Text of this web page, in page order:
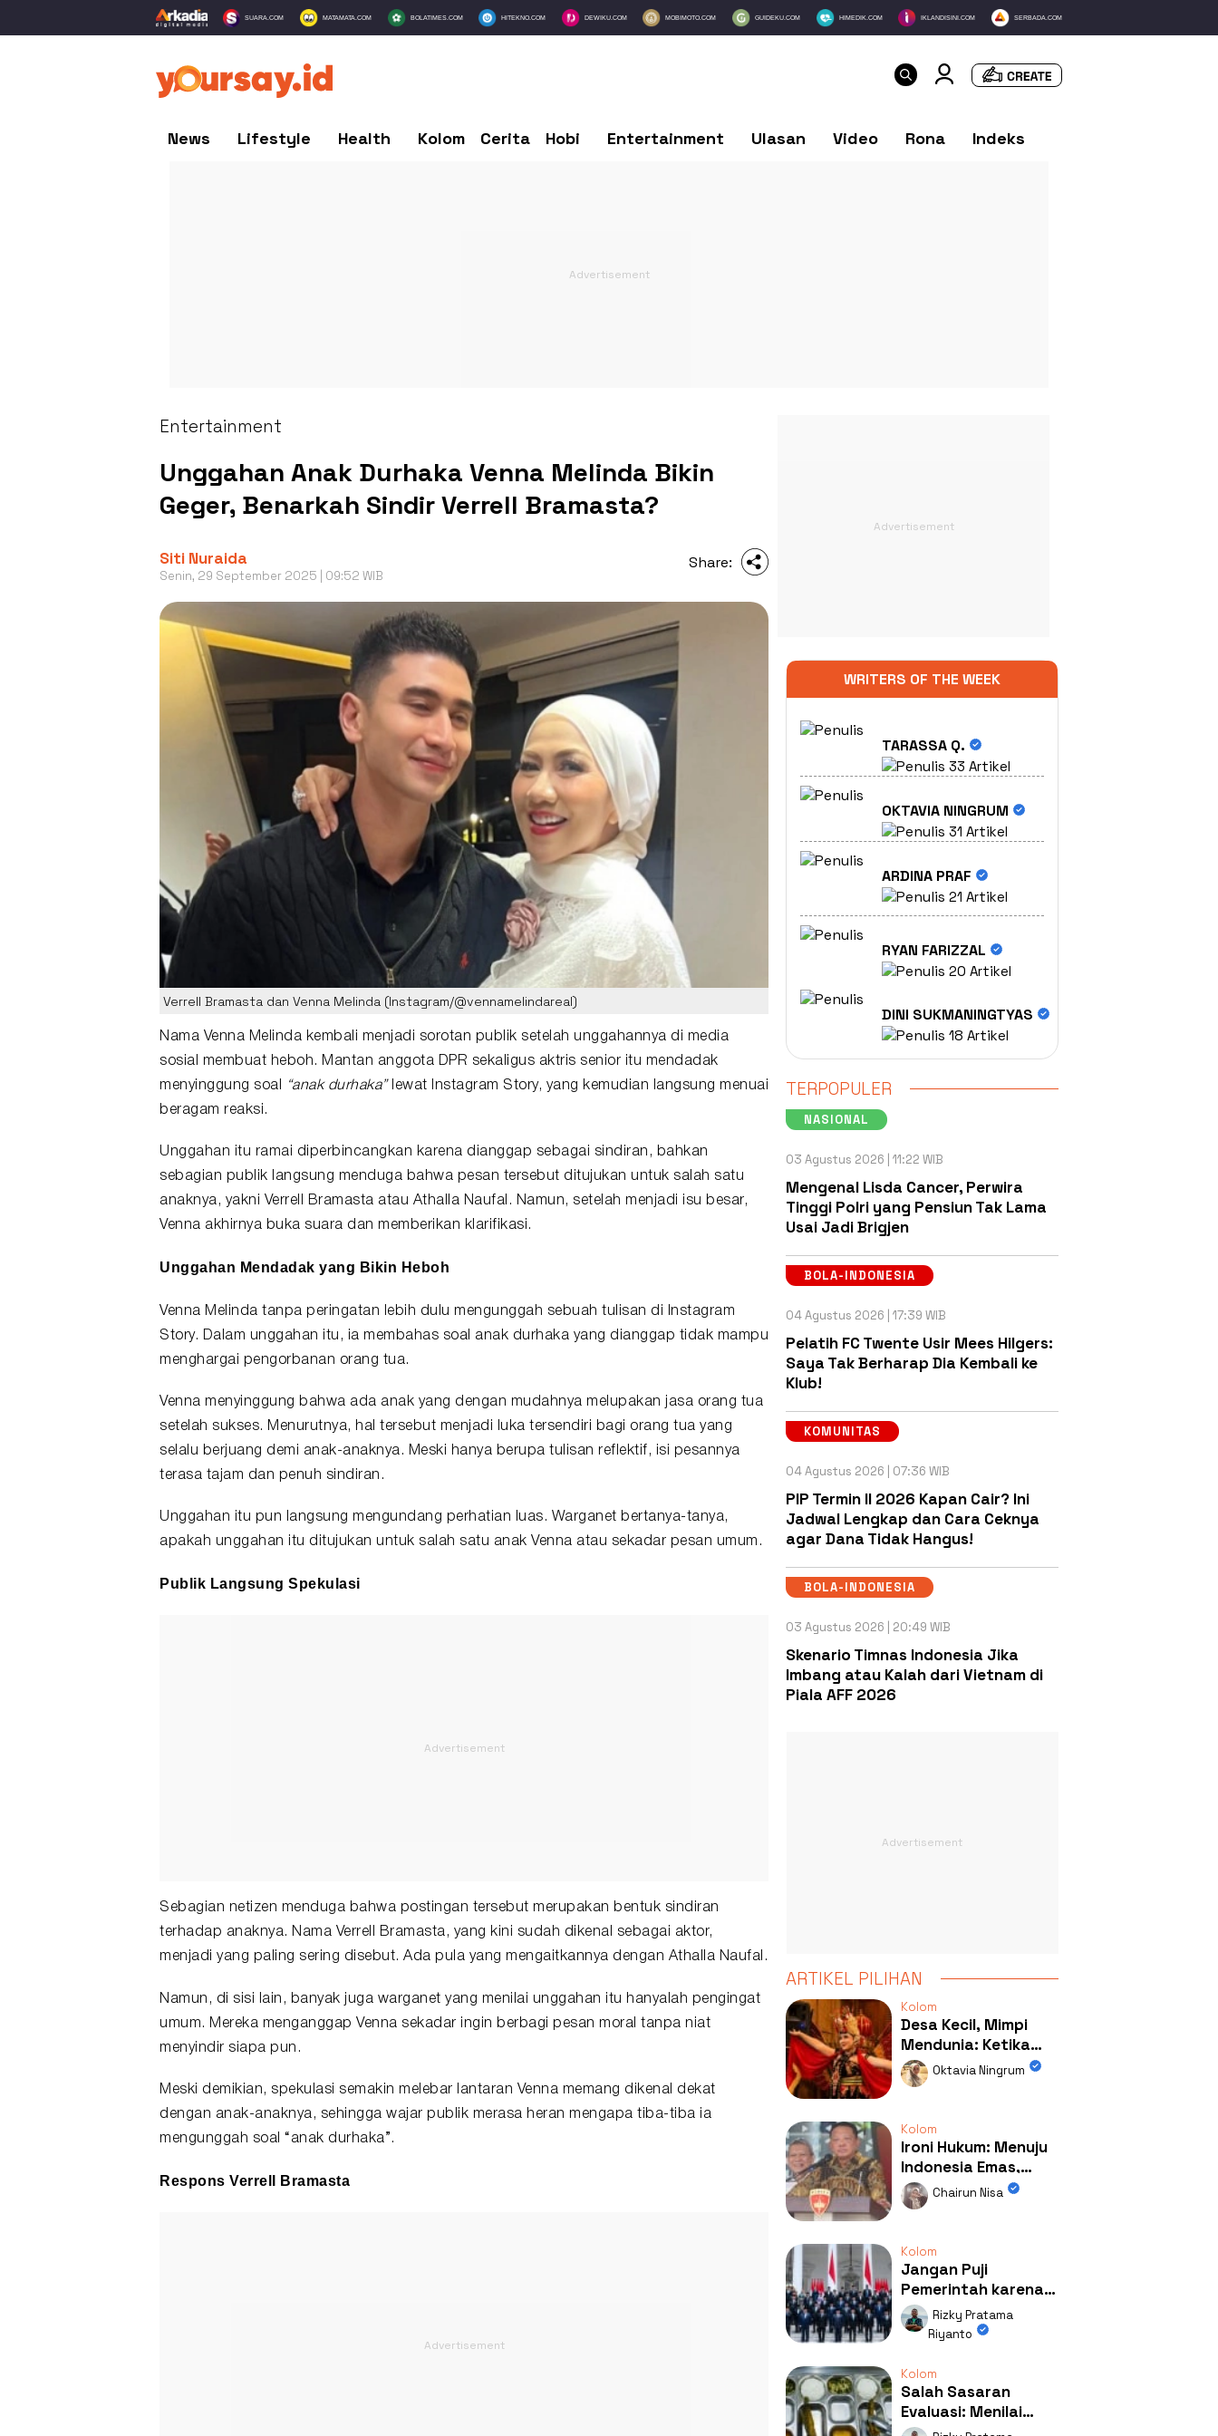
SUARA.COM MATAMATA.COM BOLATIMES.COM HITEKNO.COM DEWIKU.COM MOBIMOTO.COM GUIDEKU.COM HIMEDIK.COM IKLANDISINI.COM SERBADA.COM
News Lifestyle Health Kolom Cerita Hobi Entertainment Ulasan Video Rona Indeks
Entertainment
Unggahan Anak Durhaka Venna Melinda Bikin
Geger, Benarkah Sindir Verrell Bramasta?
Siti Nuraida
Senin, 29 September 2025 | 09:52 WIB
Share:
Verrell Bramasta dan Venna Melinda (Instagram/@vennamelindareal)
Nama Venna Melinda kembali menjadi sorotan publik setelah unggahannya di media
sosial membuat heboh. Mantan anggota DPR sekaligus aktris senior itu mendadak
menyinggung soal
“anak durhaka”lewat Instagram Story, yang kemudian langsung menuai
beragam reaksi.
Unggahan itu ramai diperbincangkan karena dianggap sebagai sindiran, bahkan
sebagian publik langsung menduga bahwa pesan tersebut ditujukan untuk salah satu
anaknya, yakni
Verrell Bramasta atau Athalla Naufal . Namun, setelah menjadi isu besar,
Venna akhirnya buka suara dan memberikan klarifikasi.
Unggahan Mendadak yang Bikin Heboh
Venna Melinda tanpa peringatan lebih dulu mengunggah sebuah tulisan di Instagram
Story. Dalam unggahan itu, ia membahas soal anak durhaka yang dianggap tidak mampu
menghargai pengorbanan orang tua.
Venna menyinggung bahwa ada anak yang dengan mudahnya melupakan jasa orang tua
setelah sukses. Menurutnya, hal tersebut menjadi luka tersendiri bagi orang tua yang
selalu berjuang demi anak-anaknya. Meski hanya berupa tulisan reflektif, isi pesannya
terasa tajam dan penuh sindiran.
Unggahan itu pun langsung mengundang perhatian luas. Warganet bertanya-tanya,
apakah unggahan itu ditujukan untuk salah satu anak Venna atau sekadar pesan umum.
Publik Langsung Spekulasi
Sebagian netizen menduga bahwa postingan tersebut merupakan bentuk sindiran
terhadap anaknya. Nama Verrell Bramasta, yang kini sudah dikenal sebagai aktor,
menjadi yang paling sering disebut. Ada pula yang mengaitkannya dengan Athalla Naufal.
Namun, di sisi lain, banyak juga warganet yang menilai unggahan itu hanyalah pengingat
umum. Mereka menganggap Venna sekadar ingin berbagi pesan moral tanpa niat
menyindir siapa pun.
Meski demikian, spekulasi semakin melebar lantaran Venna memang dikenal dekat
dengan anak-anaknya, sehingga wajar publik merasa heran mengapa tiba-tiba ia
mengunggah soal “anak durhaka”.
Respons Verrell Bramasta
WRITERS OF THE WEEK
TARASSA Q.
33 Artikel
OKTAVIA NINGRUM
31 Artikel
ARDINA PRAF
21 Artikel
RYAN FARIZZAL
20 Artikel
DINI SUKMANINGTYAS
18 Artikel
TERPOPULER
NASIONAL
03 Agustus 2026 | 11:22 WIB
Mengenal Lisda Cancer, Perwira
Tinggi Polri yang Pensiun Tak Lama
Usai Jadi Brigjen
BOLA-INDONESIA
04 Agustus 2026 | 17:39 WIB
Pelatih FC Twente Usir Mees Hilgers:
Saya Tak Berharap Dia Kembali ke
Klub!
KOMUNITAS
04 Agustus 2026 | 07:36 WIB
PIP Termin II 2026 Kapan Cair? Ini
Jadwal Lengkap dan Cara Ceknya
agar Dana Tidak Hangus!
BOLA-INDONESIA
03 Agustus 2026 | 20:49 WIB
Skenario Timnas Indonesia Jika
Imbang atau Kalah dari Vietnam di
Piala AFF 2026
ARTIKEL PILIHAN
Kolom
Desa Kecil, Mimpi
Mendunia: Ketika
Kolaborasi
Mengubah Wajah
Oktavia Ningrum
Kolom
Ironi Hukum: Menuju
Indonesia Emas,
Ternyata Emasnya
Ada di Rumah Febrie!
Chairun Nisa
Kolom
Jangan Puji
Pemerintah karena
Kerja: Mengapa
Publik Begitu Mudah
Rizky Pratama
Riyanto
Kolom
Salah Sasaran
Evaluasi: Menilai
Program MBG Lewat